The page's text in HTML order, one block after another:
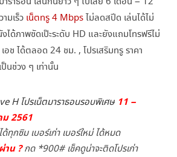
4Mbps
6
บาท
12
มเร็ว เน็ตทรู 4 Mbpsไม่ลดสปีด เล่นได้ไม่
ด้ภาพชัดเป๊ะระดับ HD และยังแถมโทรฟรีไม่
อช ได้ตลอด 24 ชม. , โปรเสริมทรู ราคา
นช่วง ๆ เท่านั้น
H โปรเน็ตมาราธอนรอบพิเศษ 11 –
2561
ทุกซิม เบอร์เก่า เบอร์ใหม่ ได้หมด
าน ? กด *900# เช็คดูน่าจะติดโปรเก่า